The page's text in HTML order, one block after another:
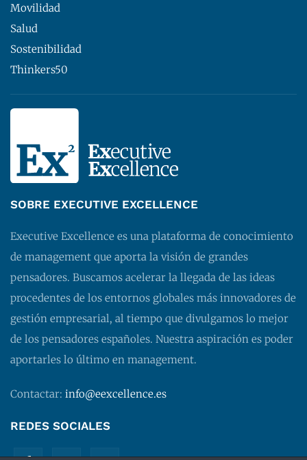
Movilidad
Salud
Sostenibilidad
Thinkers50
SOBRE EXECUTIVE EXCELLENCE
Executive Excellence es una plataforma de conocimiento
de management que aporta la visión de grandes
pensadores. Buscamos acelerar la llegada de las ideas
procedentes de los entornos globales más innovadores de
gestión empresarial, al tiempo que divulgamos lo mejor
de los pensadores españoles. Nuestra aspiración es poder
aportarles lo último en management.
Contactar: info@eexcellence.es
REDES SOCIALES